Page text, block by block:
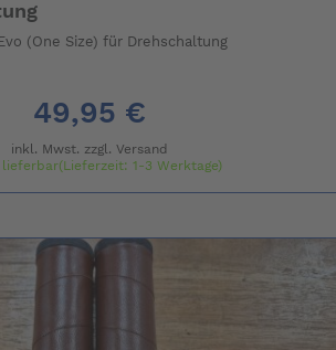
(One Size) für Drehschaltung
49,95 €
inkl. Mwst. zzgl. Versand
1-3 Werktage)